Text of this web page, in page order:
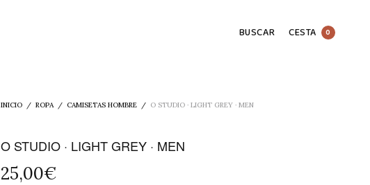
BUSCAR CESTA 0
INICIO / ROPA / CAMISETAS HOMBRE / O STUDIO · LIGHT GREY · MEN
O STUDIO · LIGHT GREY · MEN
25,00€